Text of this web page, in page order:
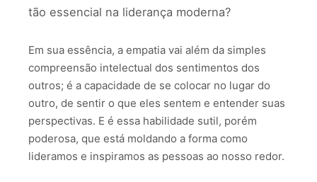
tão essencial na liderança moderna?
Em sua essência, a empatia vai além da simples
compreensão intelectual dos sentimentos dos
outros; é a capacidade de se colocar no lugar do
outro, de sentir o que eles sentem e entender suas
perspectivas. E é essa habilidade sutil, porém
poderosa, que está moldando a forma como
lideramos e inspiramos as pessoas ao nosso redor.